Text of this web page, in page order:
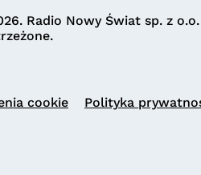
Radio Nowy Świat sp. z o.o.
cookie Polityka